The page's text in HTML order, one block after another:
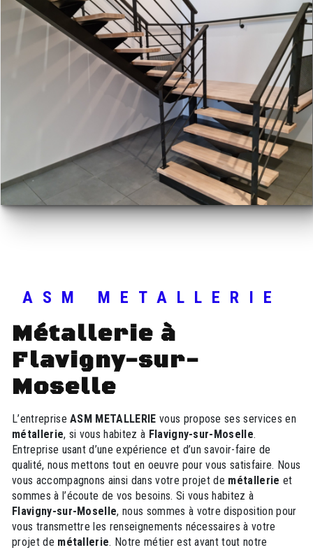
ASM METALLERIE
métallerie à
Flavigny-sur-
Moselle
L’entrepriseASM METALLERIE vous propose ses services en
métallerie, si vous habitez à Flavigny-sur-Moselle.
Entreprise usant d’une expérience et d’un savoir-faire de
qualité, nous mettons tout en oeuvre pour vous satisfaire. Nous
vous accompagnons ainsi dans votre projet de métallerie et
sommes à l’écoute de vos besoins. Si vous habitez à
Flavigny-sur-Moselle, nous sommes à votre disposition pour
vous transmettre les renseignements nécessaires à votre
projet de métallerie. Notre métier est avant tout notre